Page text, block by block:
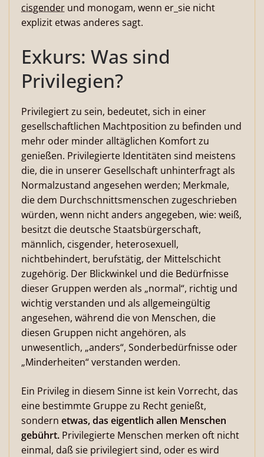
cisgender und monogam, wenn er_sie nicht
explizit etwas anderes sagt.
Exkurs: Was sind
Privilegien?
Privilegiert zu sein, bedeutet, sich in einer
gesellschaftlichen Machtposition zu befinden und
mehr oder minder alltäglichen Komfort zu
genießen. Privilegierte Identitäten sind meistens
die, die in unserer Gesellschaft unhinterfragt als
Normalzustand angesehen werden; Merkmale,
die dem Durchschnittsmenschen zugeschrieben
würden, wenn nicht anders angegeben, wie: weiß,
besitzt die deutsche Staatsbürgerschaft,
männlich, cisgender, heterosexuell,
nichtbehindert, berufstätig, der Mittelschicht
zugehörig. Der Blickwinkel und die Bedürfnisse
dieser Gruppen werden als „normal“, richtig und
wichtig verstanden und als allgemeingültig
angesehen, während die von Menschen, die
diesen Gruppen nicht angehören, als
unwesentlich, „anders“, Sonderbedürfnisse oder
„Minderheiten“ verstanden werden.
Ein Privileg in diesem Sinne ist kein Vorrecht, das
eine bestimmte Gruppe zu Recht genießt,
sondern etwas, das eigentlich allen Menschen
gebührt. Privilegierte Menschen merken oft nicht
einmal, daß sie privilegiert sind, oder es wird